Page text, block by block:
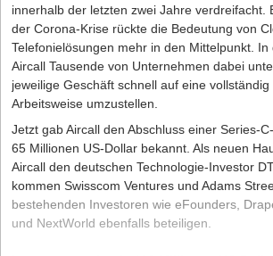
innerhalb der letzten zwei Jahre verdreifacht.
der Corona-Krise rückte die Bedeutung von
Telefonielösungen mehr in den Mittelpunkt.
Aircall Tausende von Unternehmen dabei
jeweilige Geschäft schnell auf eine
Arbeitsweise umzustellen.
Jetzt gab Aircall den Abschluss einer Series-
65 Millionen US-Dollar bekannt. Als neuen
Aircall den deutschen Technologie-Investor
kommen Swisscom Ventures und Adams
bestehenden Investoren wie eFounders,
und NextWorld ebenfalls beteiligen.